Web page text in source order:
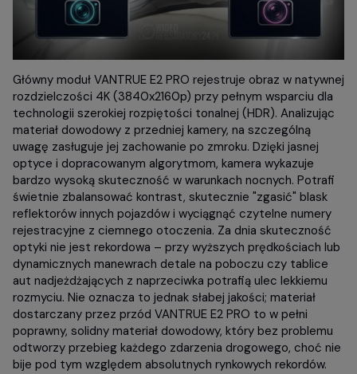
Główny moduł VANTRUE E2 PRO rejestruje obraz w natywnej
rozdzielczości 4K (3840x2160p) przy pełnym wsparciu dla
technologii szerokiej rozpiętości tonalnej (HDR). Analizując
materiał dowodowy z przedniej kamery, na szczególną
uwagę zasługuje jej zachowanie po zmroku. Dzięki jasnej
optyce i dopracowanym algorytmom, kamera wykazuje
bardzo wysoką skuteczność w warunkach nocnych. Potrafi
świetnie zbalansować kontrast, skutecznie "zgasić" blask
reflektorów innych pojazdów i wyciągnąć czytelne numery
rejestracyjne z ciemnego otoczenia. Za dnia skuteczność
optyki nie jest rekordowa – przy wyższych prędkościach lub
dynamicznych manewrach detale na poboczu czy tablice
aut nadjeżdżających z naprzeciwka potrafią ulec lekkiemu
rozmyciu. Nie oznacza to jednak słabej jakości; materiał
dostarczany przez przód VANTRUE E2 PRO to w pełni
poprawny, solidny materiał dowodowy, który bez problemu
odtworzy przebieg każdego zdarzenia drogowego, choć nie
bije pod tym względem absolutnych rynkowych rekordów.